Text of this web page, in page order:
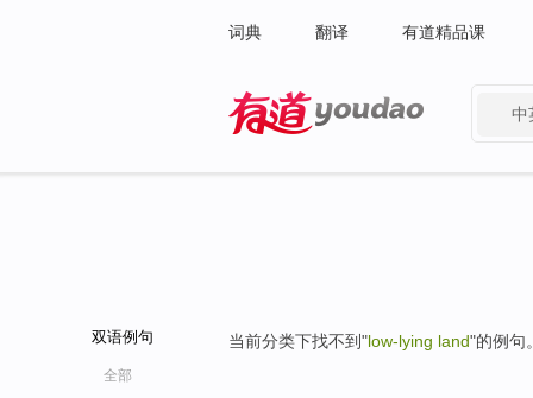
词典 翻译 有道精品课
中
双语例句
全部
当前分类下找不到"low-lying land"的例句。